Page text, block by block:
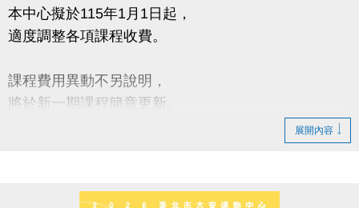
本中心擬於115年1月1日起，
適度調整各項課程收費。
課程費用異動不另說明，
將於新一期課程簡章更新。
展開內容